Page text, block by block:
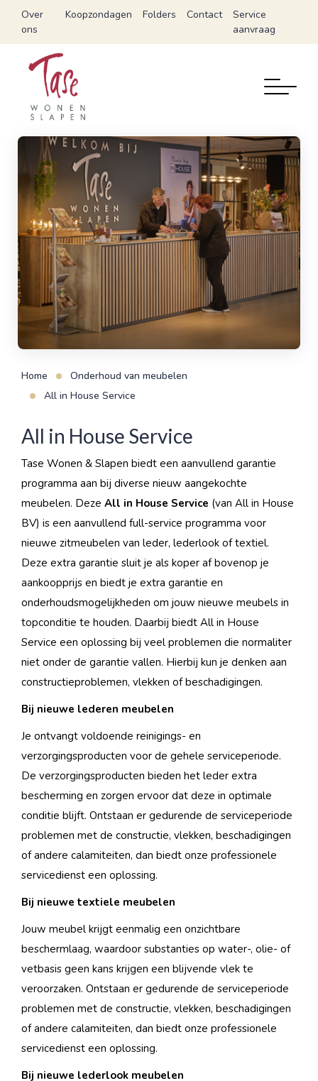
Over
ons
Koopzondagen Folders Contact
Service
aanvraag
Home
Onderhoud van meubelen
All in House Service
All in House Service
Tase Wonen & Slapen biedt een aanvullend garantie
programma aan bij diverse nieuw aangekochte
meubelen. Deze All in House Service (van All in House
BV) is een aanvullend full-service programma voor
nieuwe zitmeubelen van leder, lederlook of textiel.
Deze extra garantie sluit je als koper af bovenop je
aankoopprijs en biedt je extra garantie en
onderhoudsmogelijkheden om jouw nieuwe meubels in
topconditie te houden. Daarbij biedt All in House
Service een oplossing bij veel problemen die normaliter
niet onder de garantie vallen. Hierbij kun je denken aan
constructieproblemen, vlekken of beschadigingen.
Bij nieuwe lederen meubelen
Je ontvangt voldoende reinigings- en
verzorgingsproducten voor de gehele serviceperiode.
De verzorgingsproducten bieden het leder extra
bescherming en zorgen ervoor dat deze in optimale
conditie blijft. Ontstaan er gedurende de serviceperiode
problemen met de constructie, vlekken, beschadigingen
of andere calamiteiten, dan biedt onze professionele
servicedienst een oplossing.
Bij nieuwe textiele meubelen
Jouw meubel krijgt eenmalig een onzichtbare
beschermlaag, waardoor substanties op water-, olie- of
vetbasis geen kans krijgen een blijvende vlek te
veroorzaken. Ontstaan er gedurende de serviceperiode
problemen met de constructie, vlekken, beschadigingen
of andere calamiteiten, dan biedt onze professionele
servicedienst een oplossing.
Bij nieuwe lederlook meubelen